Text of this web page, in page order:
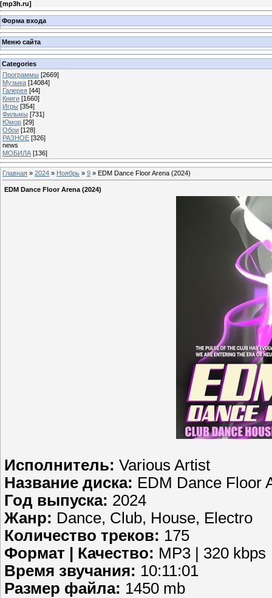
[mp3h.ru]
Форма входа
Меню сайта
Categories
Программы [2669]
Музыка [14084]
Галерея [44]
Книги [1660]
Игры [354]
Фильмы [731]
Юмор [29]
Обои [128]
РАЗНОЕ [326]
news
МОБИЛА [136]
Главная » 2024 » Ноябрь » 9 » EDM Dance Floor Arena (2024)
EDM Dance Floor Arena (2024)
Исполнитель: Various Artist
Название диска: EDM Dance Floor
Год выпуска: 2024
Жанр: Dance, Club, House, Electro
Количество треков: 175
Формат | Качество: MP3 | 320 kbps
Время звучания: 10:11:01
Размер файла: 1450 mb